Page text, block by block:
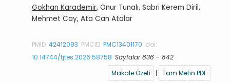
Gokhan Karademir, Onur Tunalı, Sabri Kerem Diril,
Mehmet Cay, Ata Can Atalar
PMID:42412093 PMCID:PMC13401170 doi:
10.14744/tjtes.2026.58758 Sayfalar 836 - 842
Makale Özeti
| Tam Metin PDF